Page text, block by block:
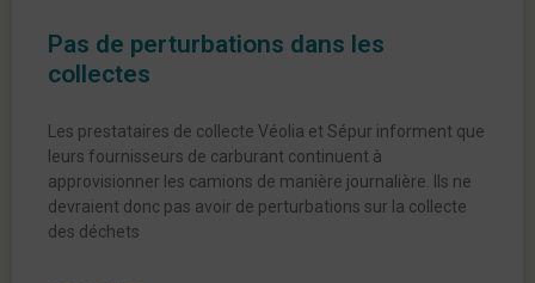
Pas de perturbations dans les
collectes
Les prestataires de collecte Véolia et Sépur informent que
leurs fournisseurs de carburant continuent à
approvisionner les camions de manière journalière. Ils ne
devraient donc pas avoir de perturbations sur la collecte
des déchets